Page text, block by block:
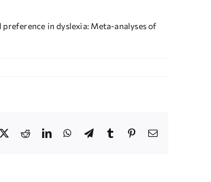
preference in dyslexia: Meta-analyses of
X RedditLinkedInWhatsApp
TelegramTumblr PinterestEmail